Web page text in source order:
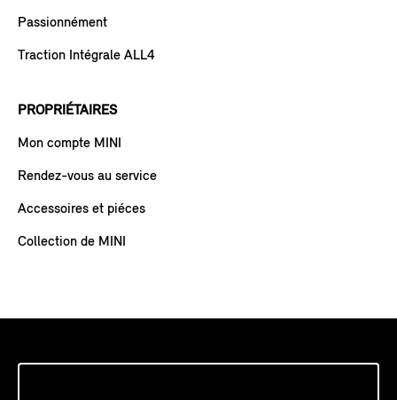
Passionnément
Traction Intégrale ALL4
PROPRIÉTAIRES
Mon compte MINI
Rendez-vous au service
Accessoires et piéces
Collection de MINI